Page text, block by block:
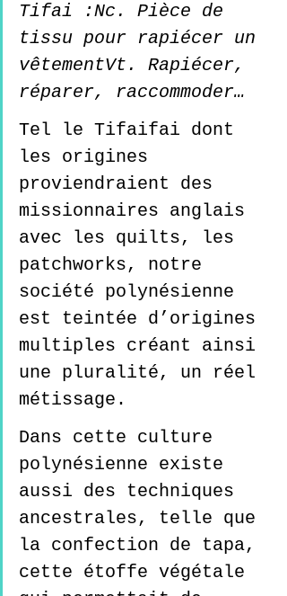
Tifai :Nc. Pièce de
tissu pour rapiécer un
vêtementVt. Rapiécer,
réparer, raccommoder…
Tel le Tifaifai dont
les origines
proviendraient des
missionnaires anglais
avec les quilts, les
patchworks, notre
société polynésienne
est teintée d’origines
multiples créant ainsi
une pluralité, un réel
métissage.
Dans cette culture
polynésienne existe
aussi des techniques
ancestrales, telle que
la confection de tapa,
cette étoffe végétale